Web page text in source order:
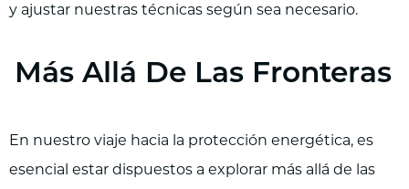
y ajustar nuestras técnicas según sea necesario.
Más Allá De Las Fronteras
En nuestro viaje hacia la protección energética, es
esencial estar dispuestos a explorar más allá de las